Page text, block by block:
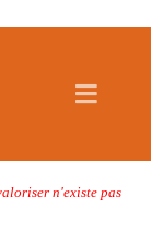
n'existe pas